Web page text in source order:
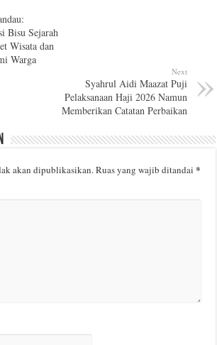
Bisu Sejarah
Wisata dan
Warga
Next
Syahrul Aidi Maazat Puji
Pelaksanaan Haji 2026 Namun
Memberikan Catatan Perbaikan
akan dipublikasikan.Ruas yang wajib ditandai*